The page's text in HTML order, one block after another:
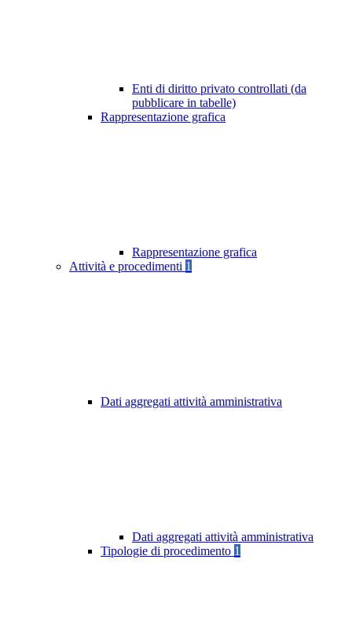
Enti di diritto privato controllati (da
pubblicare in tabelle)
Rappresentazione grafica
Rappresentazione grafica
Attività e procedimenti 1
Dati aggregati attività amministrativa
Dati aggregati attività amministrativa
Tipologie di procedimento 1